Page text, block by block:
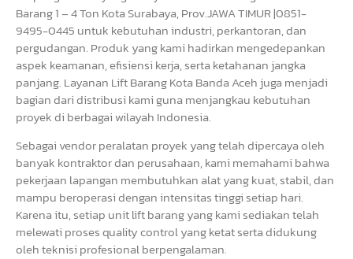
Barang 1 – 4 Ton Kota Surabaya, Prov.JAWA TIMUR |0851-
9495-0445 untuk kebutuhan industri, perkantoran, dan
pergudangan. Produk yang kami hadirkan mengedepankan
aspek keamanan, efisiensi kerja, serta ketahanan jangka
panjang. Layanan Lift Barang Kota Banda Aceh juga menjadi
bagian dari distribusi kami guna menjangkau kebutuhan
proyek di berbagai wilayah Indonesia.
Sebagai vendor peralatan proyek yang telah dipercaya oleh
banyak kontraktor dan perusahaan, kami memahami bahwa
pekerjaan lapangan membutuhkan alat yang kuat, stabil, dan
mampu beroperasi dengan intensitas tinggi setiap hari.
Karena itu, setiap unit lift barang yang kami sediakan telah
melewati proses quality control yang ketat serta didukung
oleh teknisi profesional berpengalaman.